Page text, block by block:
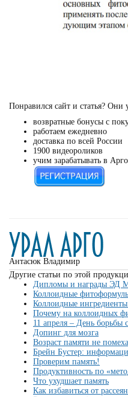
Понравился сайт и статья? Они
возвратные бонусы с
работаем ежедневно
доставка по всей России
1900 видеороликов
учим зарабатывать в Арго
Антасюк Владимир
Другие статьи по этой
Дипломы и награды ЭД
Коллоидные
Коллоидные
Почему на коллоидных
11 апреля – День борьбы
Допинг для мозга
Возраст памяти не
Брейн Бустер:
Проверим память!
Продуктивность по
Что ухудшает память
Как избавиться от